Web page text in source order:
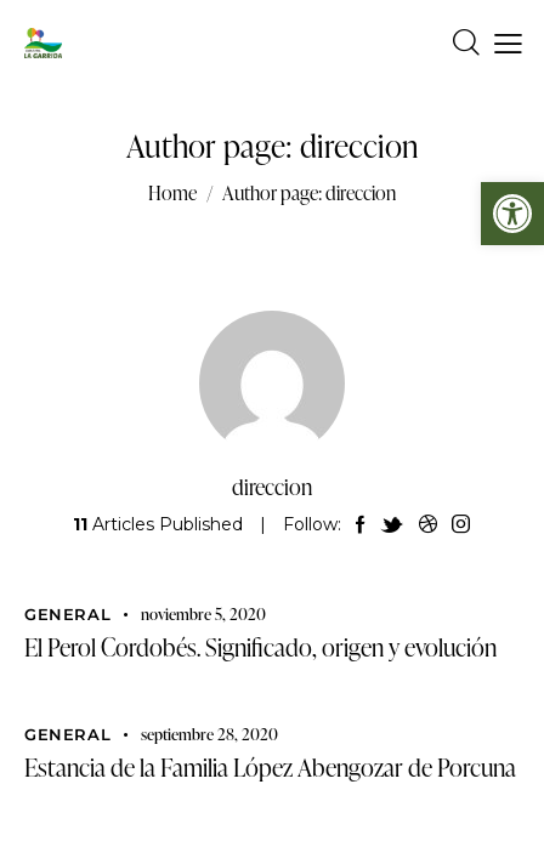
Abrir barra de herramientas
Author page: direccion
Home Author page: direccion
direccion
11 Articles Published Follow:
GENERAL noviembre 5, 2020
El Perol Cordobés. Significado, origen y evolución
GENERAL septiembre 28, 2020
Estancia de la Familia López Abengozar de Porcuna